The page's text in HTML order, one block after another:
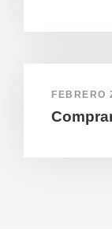
FEBRERO